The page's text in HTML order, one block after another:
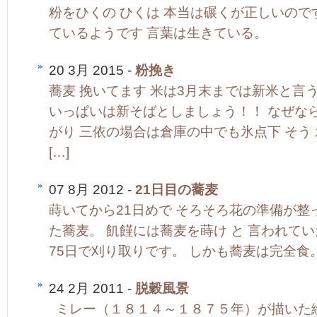
粉をひくの ひくは 本当は碾くが正しいの
ているようです 言葉は生きている。
20 3月 2015 - 粉挽き
蕎麦 挽いてます 米は3月末までは新米と言
いっぱいは新そばとしましょう！！ なぜな
がり 三依の場合は倉庫の中でも氷点下 そ
[…]
07 8月 2012 - 21日目の蕎麦
蒔いてから21日めで そろそろ花の準備が
た蕎麦。 飢饉には蕎麦を蒔け と 言われて
75日で刈り取りです。 しかも蕎麦は完全食
24 2月 2011 - 脱穀風景
ミレー（１８１４～１８７５年）が描い